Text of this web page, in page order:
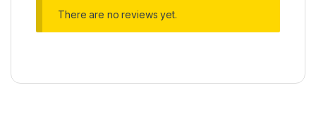
There are no reviews yet.